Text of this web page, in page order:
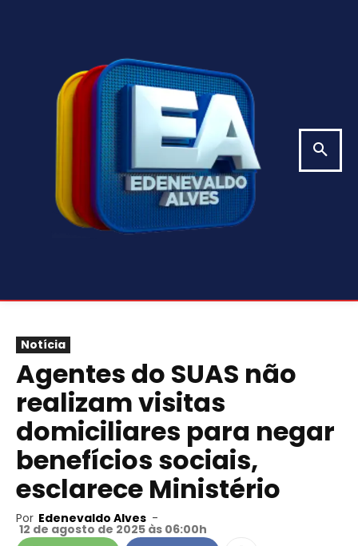
Notícia
Agentes do SUAS não
realizam visitas
domiciliares para negar
benefícios sociais,
esclarece Ministério
Por Edenevaldo Alves -
12 de agosto de 2025 às 06:00h